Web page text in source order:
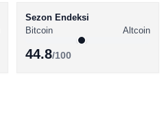
Sezon Endeksi
Bitcoin
Altcoin
44.8/100